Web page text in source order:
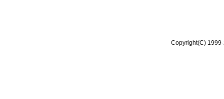
Copyright(C)